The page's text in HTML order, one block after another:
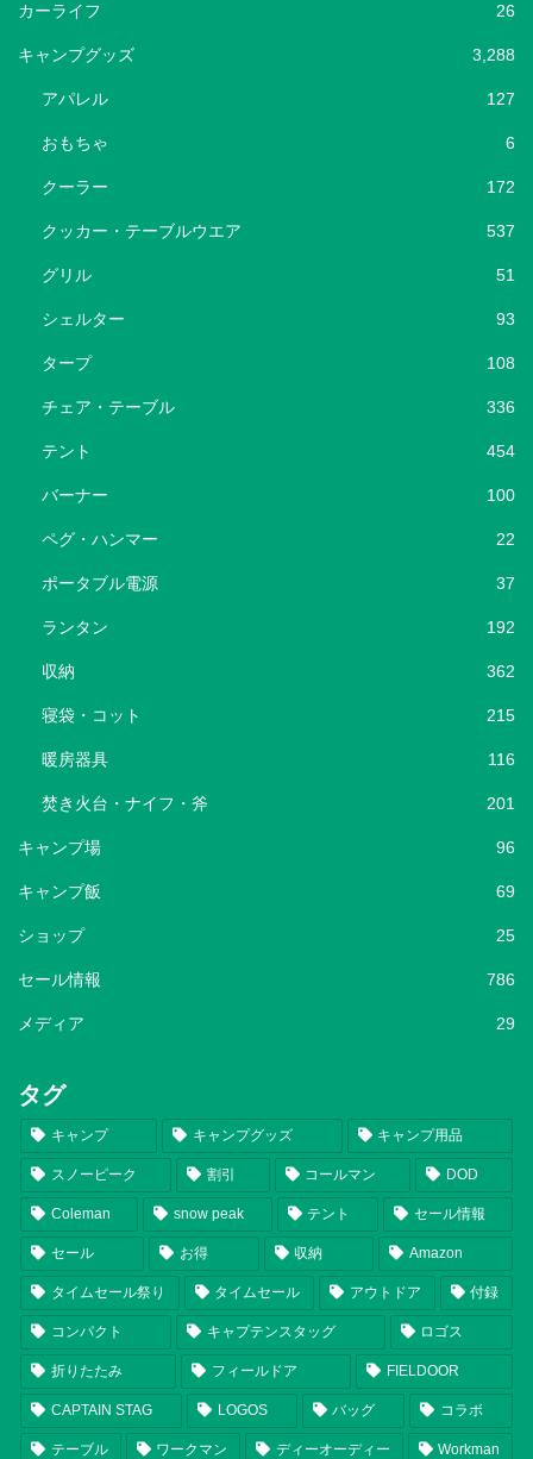
カーライフ 26
キャンプグッズ 3,288
アパレル 127
おもちゃ 6
クーラー 172
クッカー・テーブルウエア 537
グリル 51
シェルター 93
タープ 108
チェア・テーブル 336
テント 454
バーナー 100
ペグ・ハンマー 22
ポータブル電源 37
ランタン 192
収納 362
寝袋・コット 215
暖房器具 116
焚き火台・ナイフ・斧 201
キャンプ場 96
キャンプ飯 69
ショップ 25
セール情報 786
メディア 29
タグ
キャンプ キャンプグッズ キャンプ用品
スノーピーク 割引 コールマン DOD
Coleman snow peak テント セール情報
セール お得 収納 Amazon
タイムセール祭り タイムセール アウトドア 付録
コンパクト キャプテンスタッグ ロゴス
折りたたみ フィールドア FIELDOOR
CAPTAIN STAG LOGOS バッグ コラボ
テーブル ワークマン ディーオーディー Workman